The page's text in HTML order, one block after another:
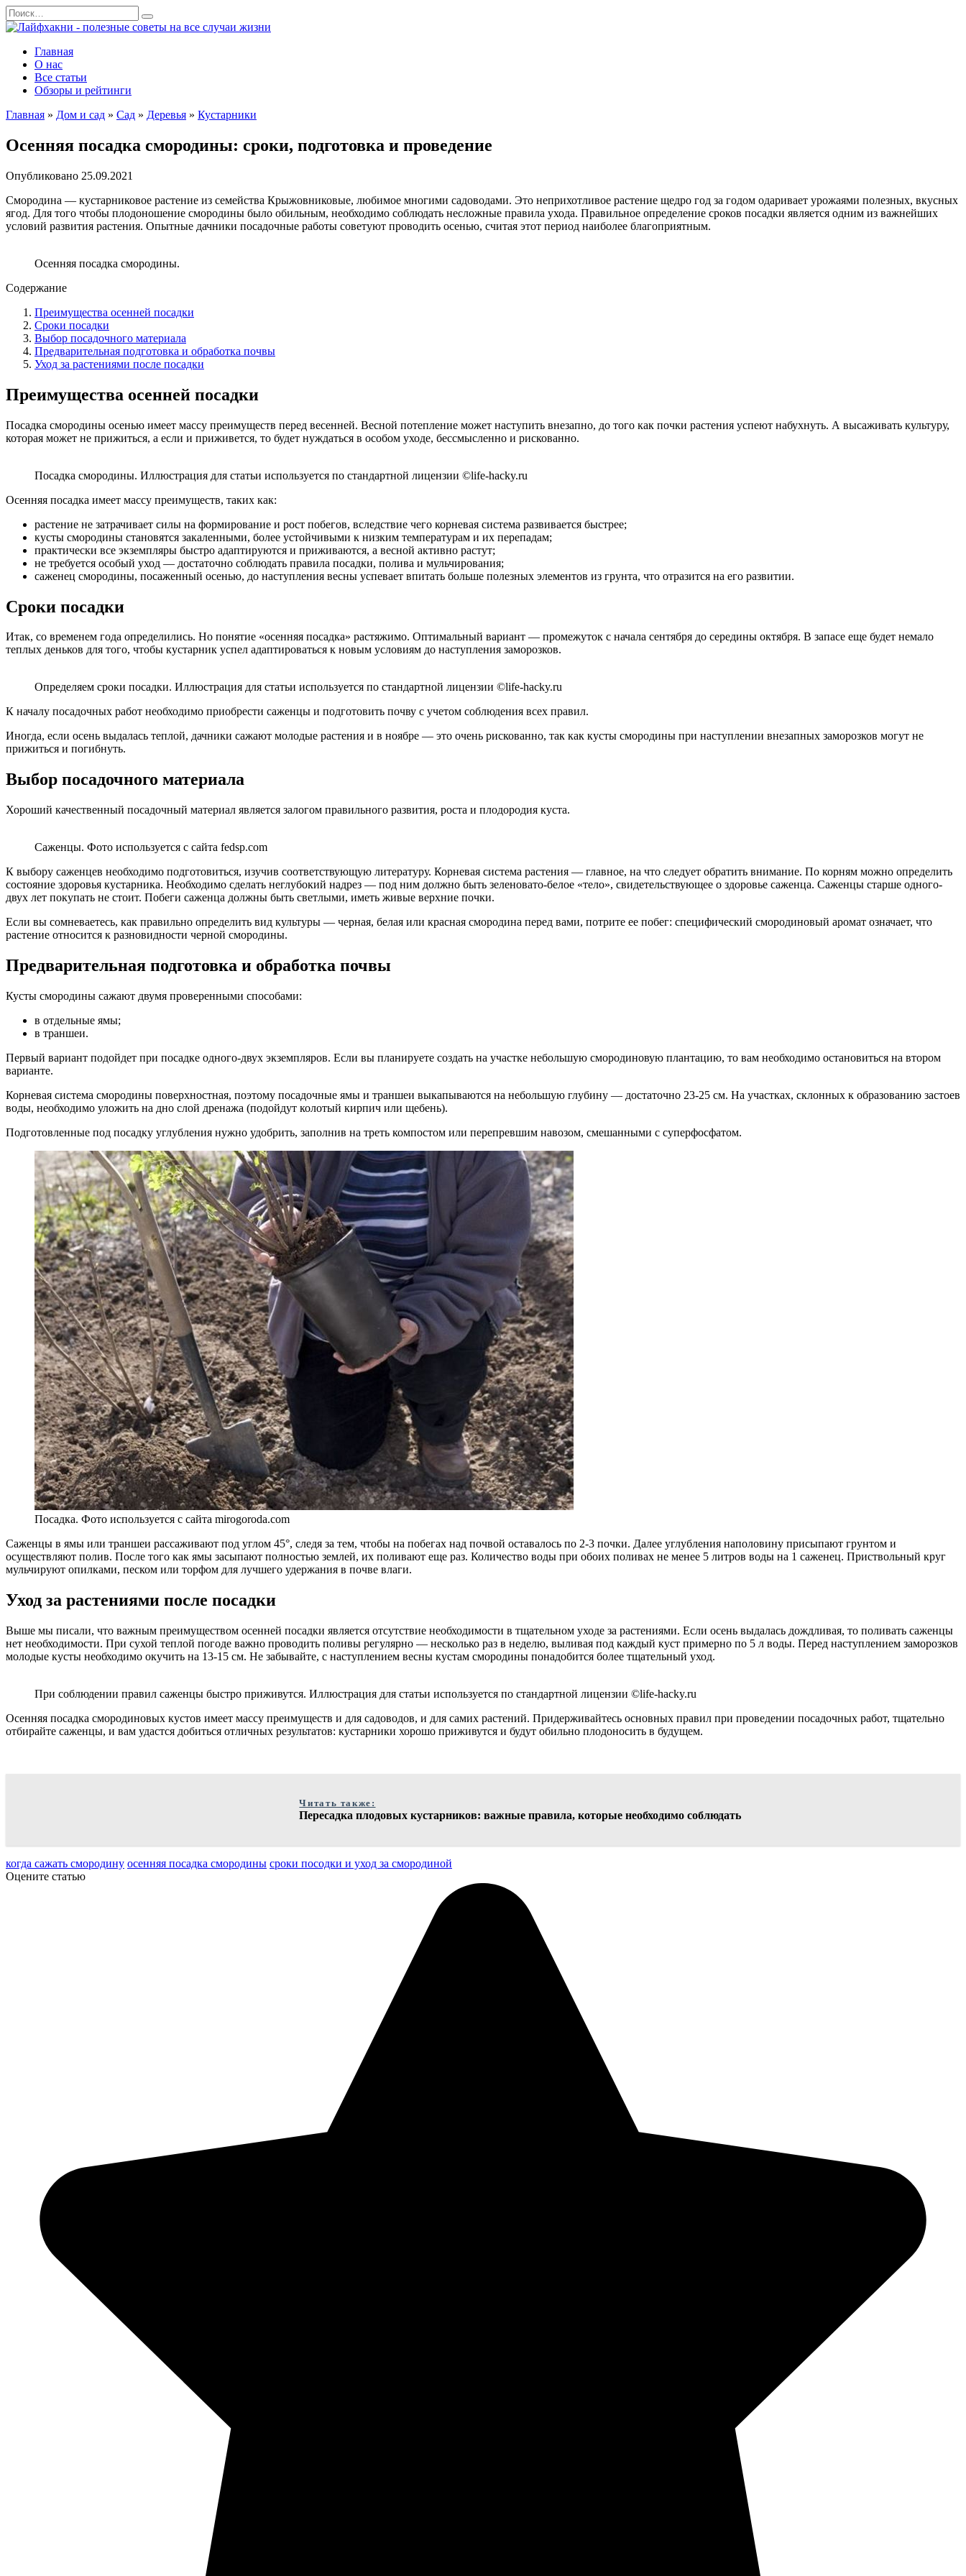
Перейти
к
содержанию
Search
for:
Главная
О нас
Все статьи
Обзоры и рейтинги
Главная » Дом и сад » Сад » Деревья » Кустарники
Осенняя посадка смородины: сроки, подготовка и проведение
Опубликовано 25.09.2021
Смородина — кустарниковое растение из семейства Крыжовниковые, любимое многими садоводами. Это неприхотливое растение щедро год за годом одаривает урожаями полезных, вкусных
ягод. Для того чтобы плодоношение смородины было обильным, необходимо соблюдать несложные правила ухода. Правильное определение сроков посадки является одним из важнейших
условий развития растения. Опытные дачники посадочные работы советуют проводить осенью, считая этот период наиболее благоприятным.
Осенняя посадка смородины.
Содержание
Преимущества осенней посадки
Сроки посадки
Выбор посадочного материала
Предварительная подготовка и обработка почвы
Уход за растениями после посадки
Преимущества осенней посадки
Посадка смородины осенью имеет массу преимуществ перед весенней. Весной потепление может наступить внезапно, до того как почки растения успеют набухнуть. А высаживать культуру,
которая может не прижиться, а если и приживется, то будет нуждаться в особом уходе, бессмысленно и рискованно.
Посадка смородины. Иллюстрация для статьи используется по стандартной лицензии ©life-hacky.ru
Осенняя посадка имеет массу преимуществ, таких как:
растение не затрачивает силы на формирование и рост побегов, вследствие чего корневая система развивается быстрее;
кусты смородины становятся закаленными, более устойчивыми к низким температурам и их перепадам;
практически все экземпляры быстро адаптируются и приживаются, а весной активно растут;
не требуется особый уход — достаточно соблюдать правила посадки, полива и мульчирования;
саженец смородины, посаженный осенью, до наступления весны успевает впитать больше полезных элементов из грунта, что отразится на его развитии.
Сроки посадки
Итак, со временем года определились. Но понятие «осенняя посадка» растяжимо. Оптимальный вариант — промежуток с начала сентября до середины октября. В запасе еще будет немало
теплых деньков для того, чтобы кустарник успел адаптироваться к новым условиям до наступления заморозков.
Определяем сроки посадки. Иллюстрация для статьи используется по стандартной лицензии ©life-hacky.ru
К началу посадочных работ необходимо приобрести саженцы и подготовить почву с учетом соблюдения всех правил.
Иногда, если осень выдалась теплой, дачники сажают молодые растения и в ноябре — это очень рискованно, так как кусты смородины при наступлении внезапных заморозков могут не
прижиться и погибнуть.
Выбор посадочного материала
Хороший качественный посадочный материал является залогом правильного развития, роста и плодородия куста.
Саженцы. Фото используется с сайта fedsp.com
К выбору саженцев необходимо подготовиться, изучив соответствующую литературу. Корневая система растения — главное, на что следует обратить внимание. По корням можно определить
состояние здоровья кустарника. Необходимо сделать неглубокий надрез — под ним должно быть зеленовато-белое «тело», свидетельствующее о здоровье саженца. Саженцы старше одного-
двух лет покупать не стоит. Побеги саженца должны быть светлыми, иметь живые верхние почки.
Если вы сомневаетесь, как правильно определить вид культуры — черная, белая или красная смородина перед вами, потрите ее побег: специфический смородиновый аромат означает, что
растение относится к разновидности черной смородины.
Предварительная подготовка и обработка почвы
Кусты смородины сажают двумя проверенными способами:
в отдельные ямы;
в траншеи.
Первый вариант подойдет при посадке одного-двух экземпляров. Если вы планируете создать на участке небольшую смородиновую плантацию, то вам необходимо остановиться на втором
варианте.
Корневая система смородины поверхностная, поэтому посадочные ямы и траншеи выкапываются на небольшую глубину — достаточно 23-25 см. На участках, склонных к образованию застоев
воды, необходимо уложить на дно слой дренажа (подойдут колотый кирпич или щебень).
Подготовленные под посадку углубления нужно удобрить, заполнив на треть компостом или перепревшим навозом, смешанными с суперфосфатом.
Посадка. Фото используется с сайта mirogoroda.com
Саженцы в ямы или траншеи рассаживают под углом 45°, следя за тем, чтобы на побегах над почвой оставалось по 2-3 почки. Далее углубления наполовину присыпают грунтом и
осуществляют полив. После того как ямы засыпают полностью землей, их поливают еще раз. Количество воды при обоих поливах не менее 5 литров воды на 1 саженец. Приствольный круг
мульчируют опилками, песком или торфом для лучшего удержания в почве влаги.
Уход за растениями после посадки
Выше мы писали, что важным преимуществом осенней посадки является отсутствие необходимости в тщательном уходе за растениями. Если осень выдалась дождливая, то поливать саженцы
нет необходимости. При сухой теплой погоде важно проводить поливы регулярно — несколько раз в неделю, выливая под каждый куст примерно по 5 л воды. Перед наступлением заморозков
молодые кусты необходимо окучить на 13-15 см. Не забывайте, с наступлением весны кустам смородины понадобится более тщательный уход.
При соблюдении правил саженцы быстро приживутся. Иллюстрация для статьи используется по стандартной лицензии ©life-hacky.ru
Осенняя посадка смородиновых кустов имеет массу преимуществ и для садоводов, и для самих растений. Придерживайтесь основных правил при проведении посадочных работ, тщательно
отбирайте саженцы, и вам удастся добиться отличных результатов: кустарники хорошо приживутся и будут обильно плодоносить в будущем.
Читать также:
Пересадка плодовых кустарников: важные правила, которые необходимо соблюдать
когда сажать смородину осенняя посадка смородины сроки посодки и уход за смородиной
Оцените статью